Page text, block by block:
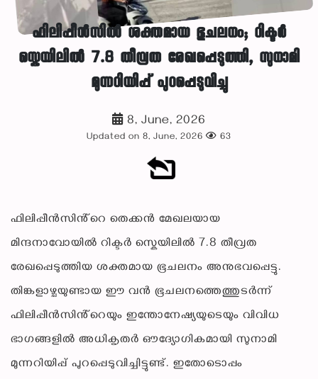
ഫിലിപ്പീൻസിൽ ശക്തമായ ഭൂചലനം; റിക്ടർ
സ്കെയിലിൽ 7.8 തീവ്രത രേഖപ്പെടുത്തി, സുനാമി
മുന്നറിയിപ്പ് പുറപ്പെടുവിച്ചു
8, June, 2026
Updated on 8, June, 2026 63
ഫിലിപ്പീൻസിൻ്റെ തെക്കൻ മേഖലയായ
മിന്ദനാവോയിൽ റിക്ടർ സ്കെയിലിൽ 7.8 തീവ്രത
രേഖപ്പെടുത്തിയ ശക്തമായ ഭൂചലനം അനുഭവപ്പെട്ടു.
തിങ്കളാഴ്ചയുണ്ടായ ഈ വൻ ഭൂചലനത്തെത്തുടർന്ന്
ഫിലിപ്പീൻസിൻ്റെയും ഇന്തോനേഷ്യയുടെയും വിവിധ
ഭാഗങ്ങളിൽ അധികൃതർ ഔദ്യോഗികമായി സുനാമി
മുന്നറിയിപ്പ് പുറപ്പെടുവിച്ചിട്ടുണ്ട്. ഇതോടൊപ്പം